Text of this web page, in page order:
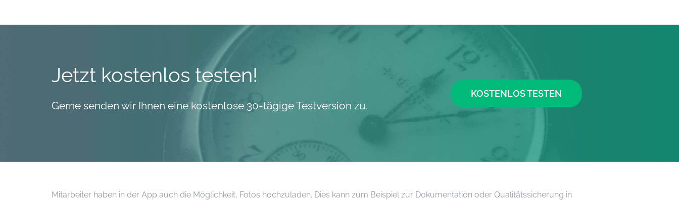
Jetzt kostenlos testen!
Gerne senden wir Ihnen eine kostenlose 30-tägige Testversion zu.
KOSTENLOS TESTEN
Mitarbeiter haben in der App auch die Möglichkeit, Fotos hochzuladen. Dies kann zum Beispiel zur Dokumentation oder Qualitätssicherung in